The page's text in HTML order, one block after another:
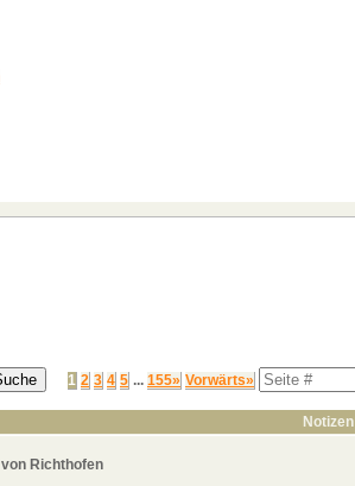
1 2 3 4 5 ... 155» Vorwärts»
Notizen
Richthofen